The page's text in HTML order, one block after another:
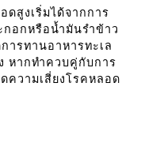
ดสูงเริ่มได้จากการ
อกหรือน้ำมันรำข้าว
ารทานอาหารทะเล
หากทำควบคู่กับการ
ความเสี่ยงโรคหลอด